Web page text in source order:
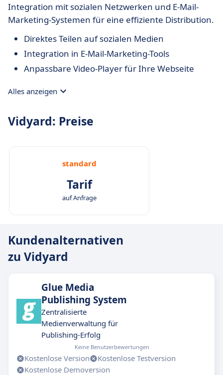
Integration mit sozialen Netzwerken und E-Mail-
Marketing-Systemen für eine effiziente Distribution.
Direktes Teilen auf sozialen Medien
Integration in E-Mail-Marketing-Tools
Anpassbare Video-Player für Ihre Webseite
Alles anzeigen
Vidyard: Preise
standard
Tarif
auf Anfrage
Kundenalternativen
zu Vidyard
Glue Media
Publishing System
Zentralisierte
Medienverwaltung für
Publishing-Erfolg
Keine Benutzerbewertungen
Kostenlose Version
Kostenlose Testversion
Kostenlose Demoversion